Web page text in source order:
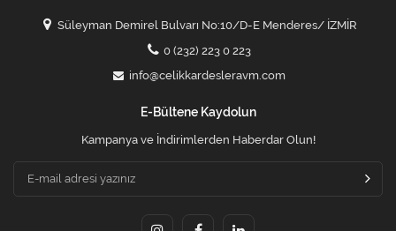
Süleyman Demirel Bulvarı No:10/D-E Menderes/ İZMİR
0 (232) 223 0 223
info@celikkardesleravm.com
E-Bültene Kaydolun
Kampanya ve İndirimlerden Haberdar Olun!